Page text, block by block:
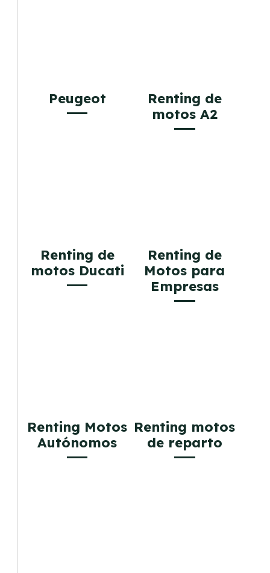
Peugeot
Renting de
motos A2
Renting de
motos Ducati
Renting de
Motos para
Empresas
Renting Motos
Autónomos
Renting motos
de reparto